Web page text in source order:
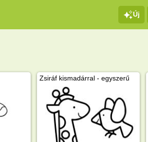
Új
Zsiráf kismadárral - egyszerű